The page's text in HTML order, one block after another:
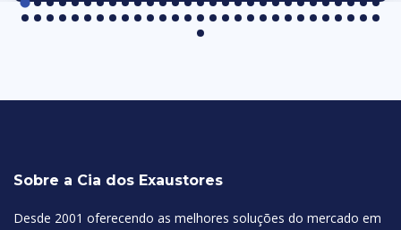
Sobre a Cia dos Exaustores
Desde 2001 oferecendo as melhores soluções do mercado em